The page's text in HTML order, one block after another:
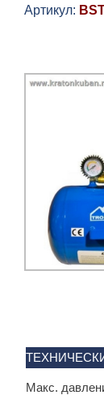
Артикул:
Макс.